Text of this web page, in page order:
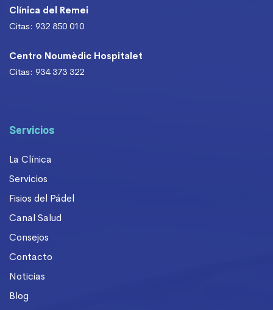
Clínica del Remei
Citas: 932 850 010
Centro Noumèdic Hospitalet
Citas: 934 373 322
Servicios
La Clínica
Servicios
Fisios del Pádel
Canal Salud
Consejos
Contacto
Noticias
Blog